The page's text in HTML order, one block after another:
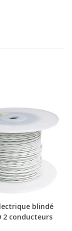
blindé
2 conducteurs